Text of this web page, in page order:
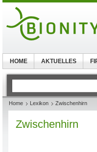
Home Lexikon Zwischenhirn
Zwischenhirn
HOME AKTUELLES